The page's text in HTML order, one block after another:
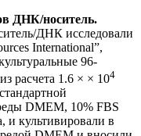
ДНК/носитель.
ДНК исследовали
International”,
96-
расчета 1.6 × × 104
DMEM, 10% FBS
и культивировали в